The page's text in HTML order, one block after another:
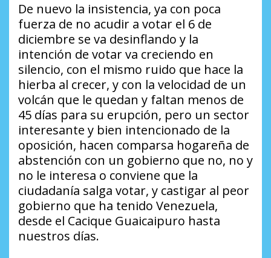
De nuevo la insistencia, ya con poca
fuerza de no acudir a votar el 6 de
diciembre se va desinflando y la
intención de votar va creciendo en
silencio, con el mismo ruido que hace la
hierba al crecer, y con la velocidad de un
volcán que le quedan y faltan menos de
45 días para su erupción, pero un sector
interesante y bien intencionado de la
oposición, hacen comparsa hogareña de
abstención con un gobierno que no, no y
no le interesa o conviene que la
ciudadanía salga votar, y castigar al peor
gobierno que ha tenido Venezuela,
desde el Cacique Guaicaipuro hasta
nuestros días.